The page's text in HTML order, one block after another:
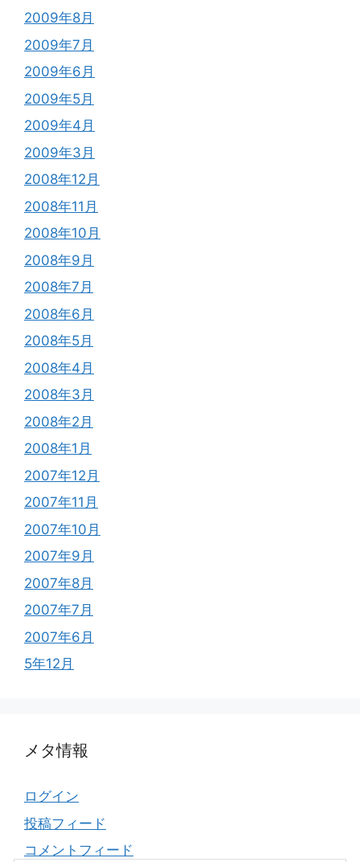
2009年8月
2009年7月
2009年6月
2009年5月
2009年4月
2009年3月
2008年12月
2008年11月
2008年10月
2008年9月
2008年7月
2008年6月
2008年5月
2008年4月
2008年3月
2008年2月
2008年1月
2007年12月
2007年11月
2007年10月
2007年9月
2007年8月
2007年7月
2007年6月
5年12月
メタ情報
ログイン
投稿フィード
コメントフィード